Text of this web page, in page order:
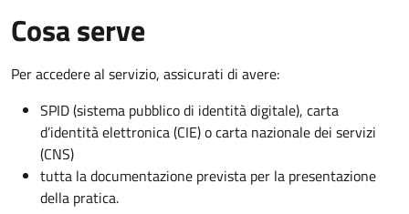
Cosa serve
Per accedere al servizio, assicurati di avere:
SPID (sistema pubblico di identità digitale), carta
d’identità elettronica (CIE) o carta nazionale dei servizi
(CNS)
tutta la documentazione prevista per la presentazione
della pratica.